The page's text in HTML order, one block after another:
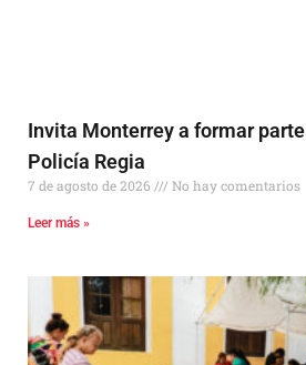
Invita Monterrey a formar
Policía Regia
7 de agosto de 2026 No hay comentarios
Leer más »